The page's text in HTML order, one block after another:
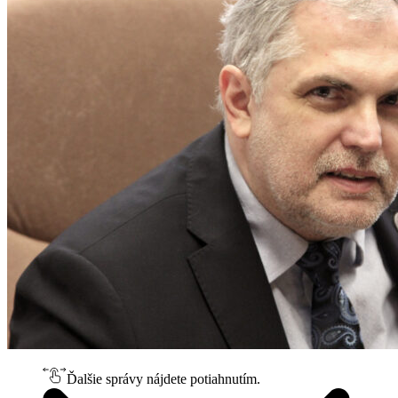
Ďalšie správy nájdete potiahnutím.